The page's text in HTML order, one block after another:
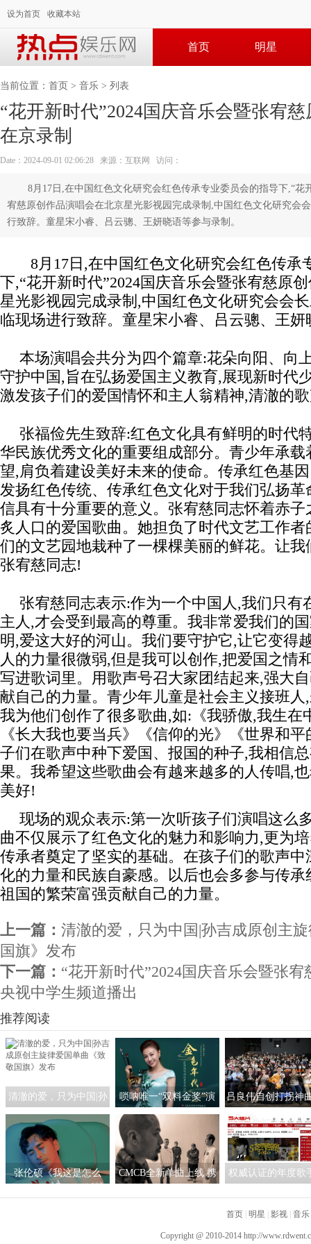
设为首页 收藏本站
首页 明星
当前位置： 首页 > 音乐 > 列表
“花开新时代”2024国庆音乐会暨张宥
在京录制
Date：2024-09-01 02:06:28 来源：互联网 访问：
8月17日,在中国红色文化研究会红色传承专业委员会的指导下,“花
宥慈原创作品演唱会在北京星光影视园完成录制,中国红色文化研究会
行致辞。童星宋小睿、吕云骢、王妍晓语等参与录制。
8月17日,在中国红色文化研究会红色传承
下,“花开新时代”2024国庆音乐会暨张宥慈原
星光影视园完成录制,中国红色文化研究会会
临现场进行致辞。童星宋小睿、吕云骢、王
本场演唱会共分为四个篇章:花朵向阳、向
守护中国,旨在弘扬爱国主义教育,展现新时代
激发孩子们的爱国情怀和主人翁精神,清澈的
张福俭先生致辞:红色文化具有鲜明的时代
华民族优秀文化的重要组成部分。青少年承
望,肩负着建设美好未来的使命。传承红色基
发扬红色传统、传承红色文化对于我们弘扬
信具有十分重要的意义。张宥慈同志怀着赤
炙人口的爱国歌曲。她担负了时代文艺工作
们的文艺园地栽种了一棵棵美丽的鲜花。让
张宥慈同志!
张宥慈同志表示:作为一个中国人,我们只有
主人,才会受到最高的尊重。我非常爱我们的
明,爱这大好的河山。我们要守护它,让它变得
人的力量很微弱,但是我可以创作,把爱国之情
写进歌词里。用歌声号召大家团结起来,强大
献自己的力量。青少年儿童是社会主义接班
我为他们创作了很多歌曲,如:《我骄傲,我生在
《长大我也要当兵》《信仰的光》《世界和
子们在歌声中种下爱国、报国的种子,我相信
果。我希望这些歌曲会有越来越多的人传唱,
美好!
现场的观众表示:第一次听孩子们演唱这么
曲不仅展示了红色文化的魅力和影响力,更为
传承者奠定了坚实的基础。在孩子们的歌声
化的力量和民族自豪感。以后也会多参与传
祖国的繁荣富强贡献自己的力量。
上一篇： 清澈的爱，只为中国|孙吉成原创主
国旗》发布
下一篇： “花开新时代”2024国庆音乐会暨张
央视中学生频道播出
推荐阅读
清澈的爱，只为中国|孙
吉成原创主旋律爱国单
曲《致敬国旗》发布
唢呐唯一“双料金奖”演
奏家张倩渊新专发行 奏
响经典《金色年代》
吕良伟自创打拐神
中带暖” ，《天下
接棒《失孤》再引
关注
张伦硕《我这是怎么
CMCB全新单曲上线 携
权威认证的年度歌
量
首页 明星 影视 音乐
Copyright @ 2010-2014 http://